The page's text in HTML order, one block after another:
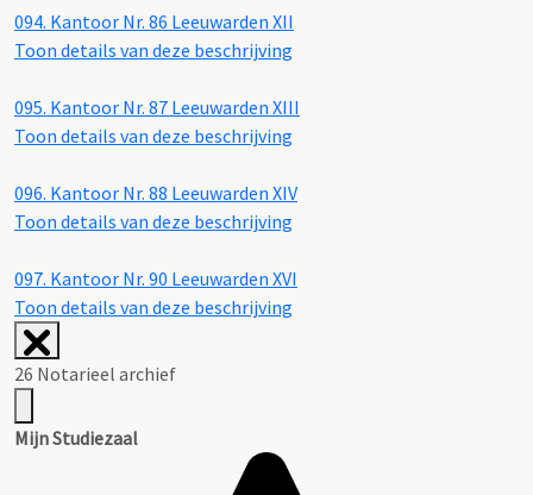
094. Kantoor Nr. 86 Leeuwarden XII
Toon details van deze beschrijving
095. Kantoor Nr. 87 Leeuwarden XIII
Toon details van deze beschrijving
096. Kantoor Nr. 88 Leeuwarden XIV
Toon details van deze beschrijving
097. Kantoor Nr. 90 Leeuwarden XVI
Toon details van deze beschrijving
26 Notarieel archief
Mijn Studiezaal